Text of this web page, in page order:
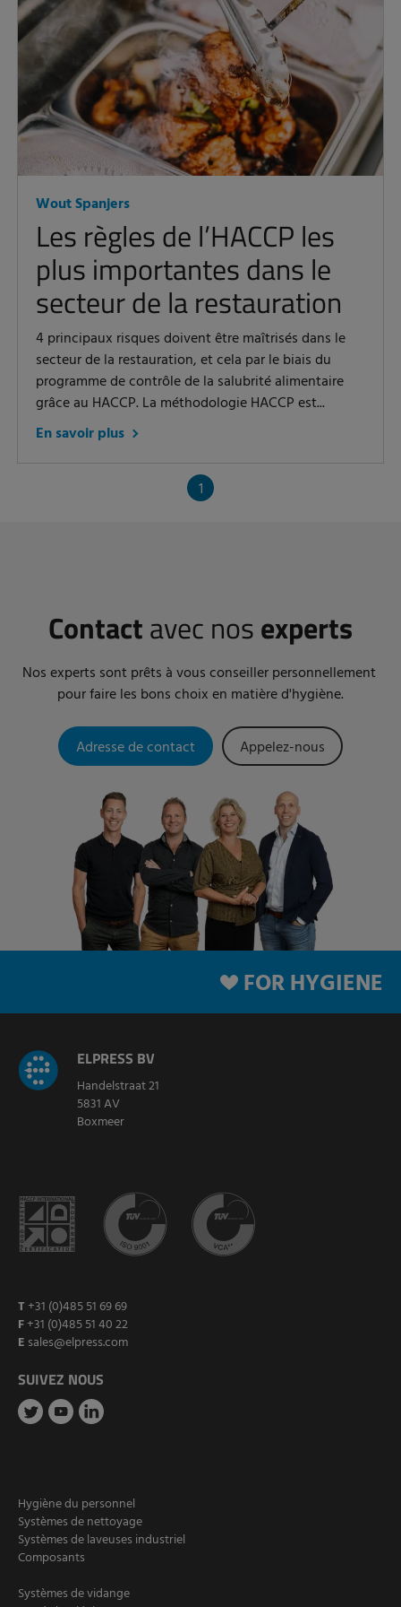
Wout Spanjers
Les règles de l’HACCP les
plus importantes dans le
secteur de la restauration
4 principaux risques doivent être maîtrisés dans le
secteur de la restauration, et cela par le biais du
programme de contrôle de la salubrité alimentaire
grâce au HACCP. La méthodologie HACCP est...
En savoir plus
1
Contactavec nosexperts
Nos experts sont prêts à vous conseiller personnellement
pour faire les bons choix en matière d'hygiène.
Adresse de contact Appelez-nous
FOR HYGIENE
ELPRESS BV
Handelstraat 21
5831 AV
Boxmeer
T +31 (0)485 51 69 69
F+31 (0)485 51 40 22
E sales@elpress.com
SUIVEZ NOUS
Hygiène du personnel
Systèmes de nettoyage
Systèmes de laveuses industriel
Composants
Systèmes de vidange